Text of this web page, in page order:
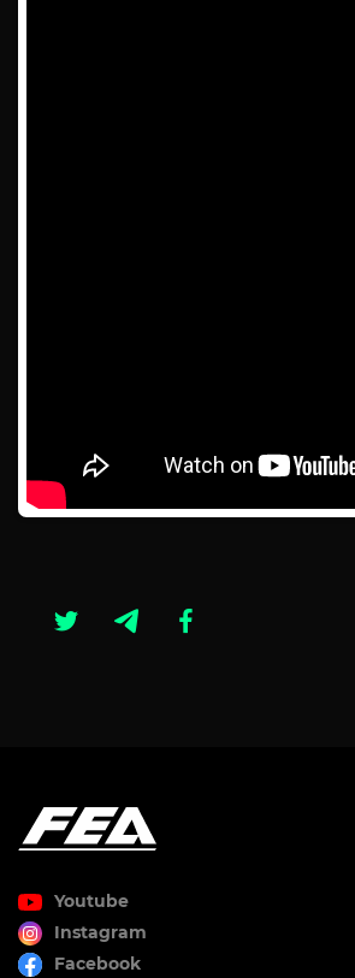
Youtube
Instagram
Facebook